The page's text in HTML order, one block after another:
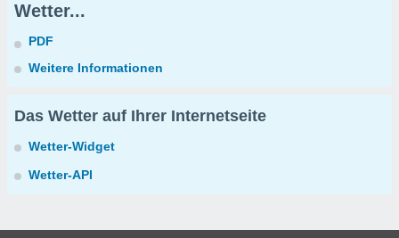
Wetter...
PDF
Weitere Informationen
Das Wetter auf Ihrer Internetseite
Wetter-Widget
Wetter-API